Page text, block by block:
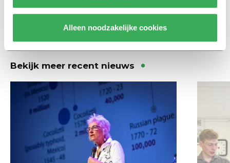
Alleen noodzakelijke cookies
Maak het onderwijs flexibel,
zodat studenten zich breder
Bekijk meer recent nieuws